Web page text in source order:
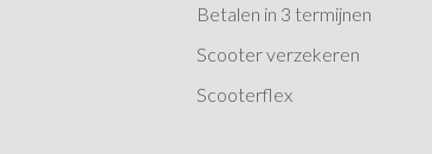
Betalen in 3 termijnen
Scooter verzekeren
Scooterflex